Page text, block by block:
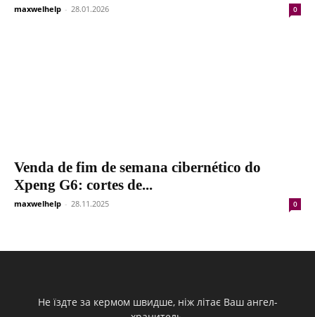
maxwelhelp - 28.01.2026 0
Venda de fim de semana cibernético do
Xpeng G6: cortes de...
maxwelhelp - 28.11.2025 0
Не їздте за кермом швидше, ніж літає Ваш ангел-